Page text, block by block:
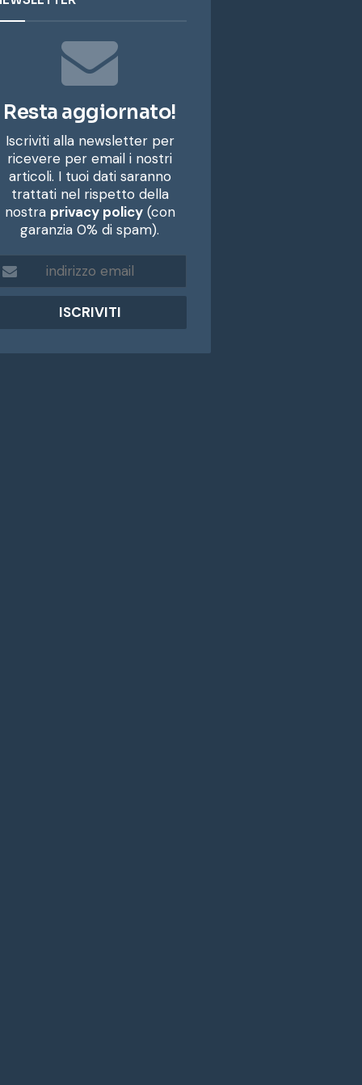
Resta aggiornato!
Iscriviti alla newsletter per
ricevere per email i nostri
articoli. I tuoi dati saranno
trattati nel rispetto della
nostra privacy policy(con
garanzia 0% di spam).